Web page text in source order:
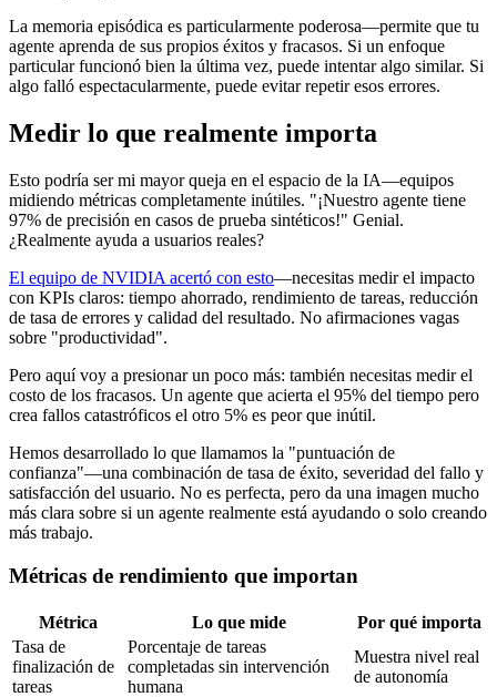
La memoria episódica es particularmente poderosa—permite que tu
agente aprenda de sus propios éxitos y fracasos. Si un enfoque
particular funcionó bien la última vez, puede intentar algo similar. Si
algo falló espectacularmente, puede evitar repetir esos errores.
Medir lo que realmente importa
Esto podría ser mi mayor queja en el espacio de la IA—equipos
midiendo métricas completamente inútiles. "¡Nuestro agente tiene
97% de precisión en casos de prueba sintéticos!" Genial.
¿Realmente ayuda a usuarios reales?
El equipo de NVIDIA acertó con esto—necesitas medir el impacto
con KPIs claros: tiempo ahorrado, rendimiento de tareas, reducción
de tasa de errores y calidad del resultado. No afirmaciones vagas
sobre "productividad".
Pero aquí voy a presionar un poco más: también necesitas medir el
costo de los fracasos. Un agente que acierta el 95% del tiempo pero
crea fallos catastróficos el otro 5% es peor que inútil.
Hemos desarrollado lo que llamamos la "puntuación de
confianza"—una combinación de tasa de éxito, severidad del fallo y
satisfacción del usuario. No es perfecta, pero da una imagen mucho
más clara sobre si un agente realmente está ayudando o solo creando
más trabajo.
Métricas de rendimiento que importan
Métrica Lo que mide
Por qué importa
Tasa de
finalización de
tareas
Porcentaje de tareas
completadas sin intervención
humana
Muestra nivel real
de autonomía